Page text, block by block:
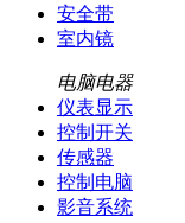
安全带
室内镜
电脑电器
仪表显示
控制开关
传感器
控制电脑
影音系统